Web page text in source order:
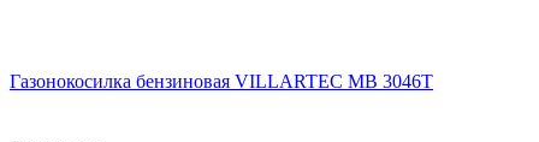
Газонокосилка бензиновая VILLARTEC MB 3046T